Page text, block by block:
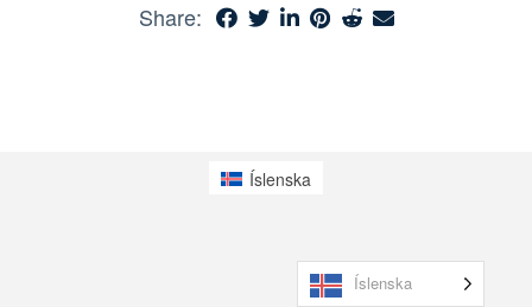
Share:
Íslenska
Íslenska